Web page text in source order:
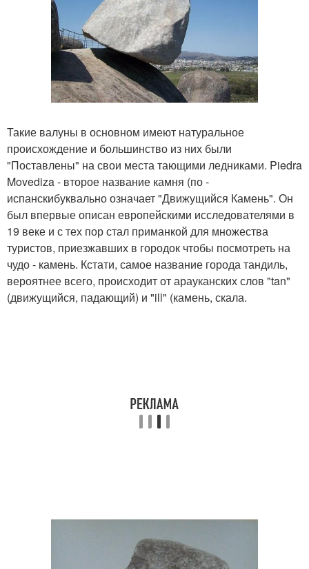
Такие валуны в основном имеют натуральное
происхождение и большинство из них были
"Поставлены" на свои места тающими ледниками. Piedra
Movediza - второе название камня (по -
испанскибуквально означает "Движущийся Камень". Он
был впервые описан европейскими исследователями в
19 веке и с тех пор стал приманкой для множества
туристов, приезжавших в городок чтобы посмотреть на
чудо - камень. Кстати, самое название города тандиль,
вероятнее всего, происходит от арауканских слов "tan"
(движущийся, падающий) и "ill" (камень, скала.